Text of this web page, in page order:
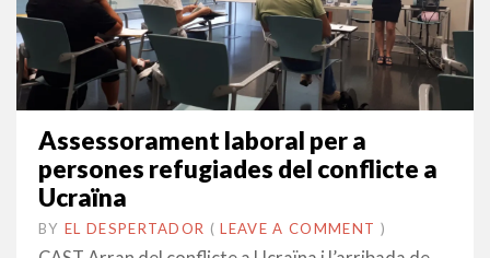
Assessorament laboral per a
persones refugiades del conflicte a
Ucraïna
BY EL DESPERTADOR ON
14
JUNY
•(LEAVE A COMMENT )